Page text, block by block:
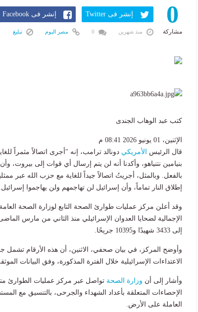
0
مشاركة
إنشر فى Twitter إنشر فى Facebook
منذ شهرين مصر اليوم تبليغ
كتب عبد الوهاب الجندى
الإثنين، 01 يونيو 2026 08:41 م
قال الرئيس
الأمريكي دونالد ترامب، إنه "أجرى اتصالاً مثمراً
بنيامين نتنياهو، وأكدنا أنه لن يتم إرسال أي قوات إلى
بالفعل. وبالمثل، أجريتُ اتصالاً جيداً للغاية مع حزب الله عبر
إطلاق النار تماماً، وأن إسرائيل لن تهاجمهم ولن يهاجموا إسرائيل.
وقد أعلن مركز عمليات طوارئ الصحة التابع لوزارة الصحة العامة
الإجمالية لضحايا العدوان الإسرائيلي منذ الثاني من مارس
إلى 3433 شهيدًا و10395 جريحًا.
وأوضح المركز، في بيان صحفي، الاثنين، أن هذه الأرقام تشمل
الاعتداءات الإسرائيلية خلال الفترة المذكورة، وفق البيانات
وأشار إلى أن وزارة الصحة تواصل عبر مركز عمليات الطوارئ
الإحصاءات المتعلقة بأعداد الشهداء والجرحى، بالتنسيق مع
العاملة على الأرض.